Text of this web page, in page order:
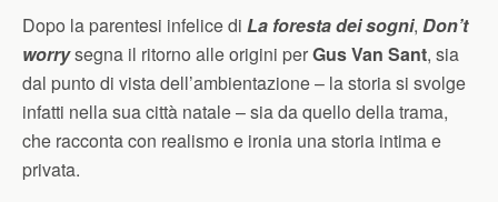
Dopo la parentesi infelice di La foresta dei sogni, Don’t
worrysegna il ritorno alle origini perGus Van Sant, sia
dal punto di vista dell’ambientazione – la storia si svolge
infatti nella sua città natale – sia da quello della trama,
che racconta con realismo e ironia una storia intima e
privata.